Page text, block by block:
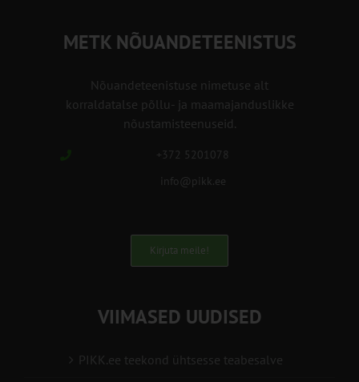
METK NÕUANDETEENISTUS
Nõuandeteenistuse nimetuse alt
korraldatalse põllu- ja maamajanduslikke
nõustamisteenuseid.
+372 5201078
info@pikk.ee
Kirjuta meile!
VIIMASED UUDISED
PIKK.ee teekond ühtsesse teabesalve